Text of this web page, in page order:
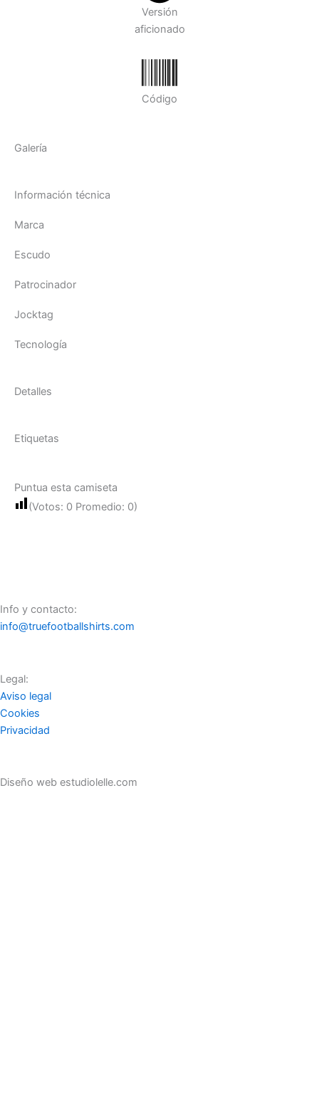
Versión
aficionado
Código
Galería
Información técnica
Marca
Escudo
Patrocinador
Jocktag
Tecnología
Detalles
Etiquetas
Puntua esta camiseta
(Votos: 0 Promedio: 0)
Info y contacto:
info@truefootballshirts.com
Legal:
Aviso legal
Cookies
Privacidad
Diseño web estudiolelle.com